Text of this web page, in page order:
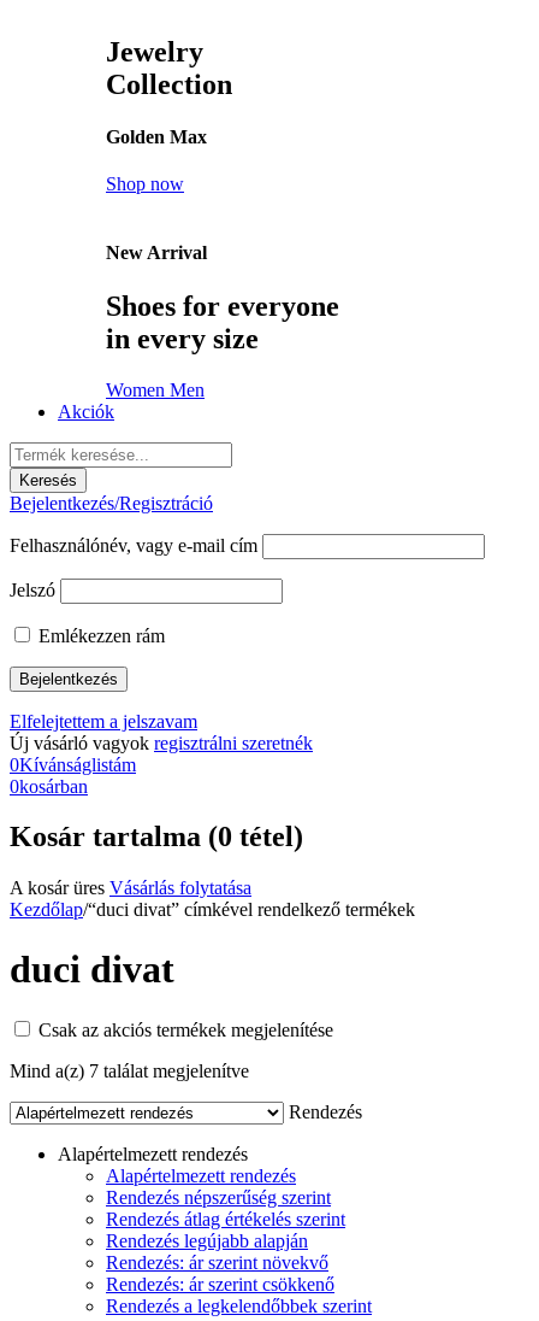
Jewelry
Collection
Golden Max
Shop now
New Arrival
Shoes for everyone
in every size
Women Men
Akciók
Bejelentkezés/Regisztráció
Felhasználónév, vagy e-mail cím
Jelszó
Emlékezzen rám
Elfelejtettem a jelszavam
Új vásárló vagyok regisztrálni szeretnék
0Kívánságlistám
0kosárban
Kosár tartalma (0 tétel)
A kosár üres Vásárlás folytatása
Kezdőlap/“duci divat” címkével rendelkező termékek
duci divat
Csak az akciós termékek megjelenítése
Mind a(z) 7 találat megjelenítve
Rendezés
Alapértelmezett rendezés
Alapértelmezett rendezés
Rendezés népszerűség szerint
Rendezés átlag értékelés szerint
Rendezés legújabb alapján
Rendezés: ár szerint növekvő
Rendezés: ár szerint csökkenő
Rendezés a legkelendőbbek szerint